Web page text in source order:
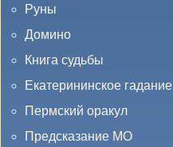
Руны
Домино
Книга судьбы
Екатерининское гадание
Пермский оракул
Предсказание МО